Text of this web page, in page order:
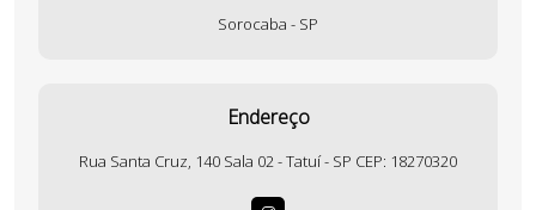
Sorocaba - SP
Endereço
Rua Santa Cruz, 140 Sala 02 - Tatuí - SP CEP: 18270320